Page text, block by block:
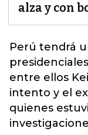
alza y con
Perú tendrá
presidenciales
entre ellos
intento y el
quienes